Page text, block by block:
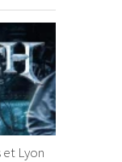
et Lyon